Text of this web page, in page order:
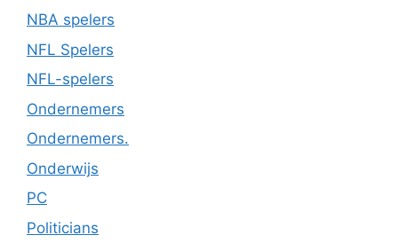
NBA spelers
NFL Spelers
NFL-spelers
Ondernemers
Ondernemers.
Onderwijs
PC
Politicians